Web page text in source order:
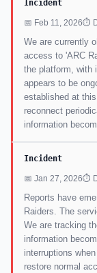
Incident
📅 Feb 11, 2026⏱
We are currently
access to 'ARC
the platform, with
appears to be
established at
reconnect
information
Incident
📅 Jan 27, 2026⏱
Reports have
Raiders. The
We are tracking
information
interruptions
restore normal